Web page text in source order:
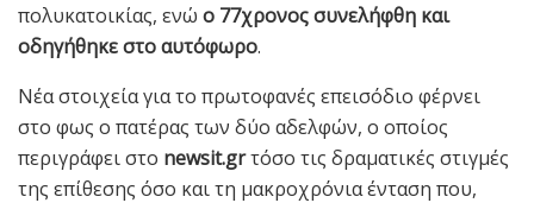
πολυκατοικίας, ενώ ο 77χρονος συνελήφθη και
οδηγήθηκε στο αυτόφωρο.
Νέα στοιχεία για το πρωτοφανές επεισόδιο φέρνει
στο φως ο πατέρας των δύο αδελφών, ο οποίος
περιγράφει στο newsit.grτόσο τις δραματικές στιγμές
της επίθεσης όσο και τη μακροχρόνια ένταση που,